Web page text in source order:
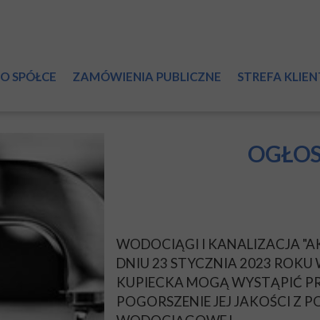
WODOCIĄGI I KANALIZACJA
DNIU 23 STYCZNIA 2023 ROKU
KUPIECKA MOGĄ WYSTĄPIĆ
POGORSZENIE JEJ JAKOŚCI Z
O SPÓŁCE
Certyfikaty
Laboratorium
Światowy Dzień Wody
ZAMÓWIENIA PUBLICZNE STREFA
Zmiany
Regulamin
RODO